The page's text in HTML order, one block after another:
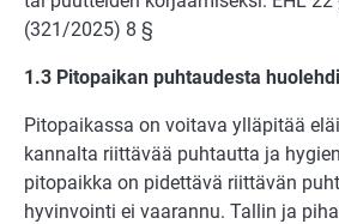
(321/2025) 8 §
1.3 Pitopaikan puhtaudesta
Pitopaikassa on voitava ylläpitää
kannalta riittävää puhtautta ja
pitopaikka on pidettävä riittävän
hyvin­vointi ei vaa­rannu. Tallin ja